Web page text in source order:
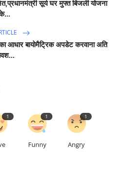
सूर्य घर मुफ्त बिजली योजना
आधार बायोमैट्रिक अपडेट करवाना अति
1 1
Funny
1
Angry